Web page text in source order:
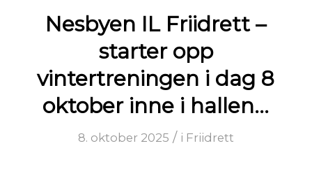
Nesbyen IL Friidrett –
starter opp
vintertreningen i dag 8
oktober inne i hallen…
8. oktober 2025 / i Friidrett